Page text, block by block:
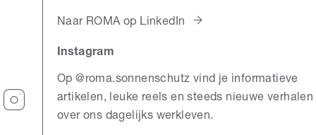
Naar ROMA op LinkedIn
Instagram
Op @roma.sonnenschutz vind je informatieve
artikelen, leuke reels en steeds nieuwe verhalen
over ons dagelijks werkleven.